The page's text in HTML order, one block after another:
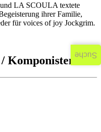
LA SCOULA textete
ihrer Familie,
für voices of joy Jockgrim.
Komponisten:Suche